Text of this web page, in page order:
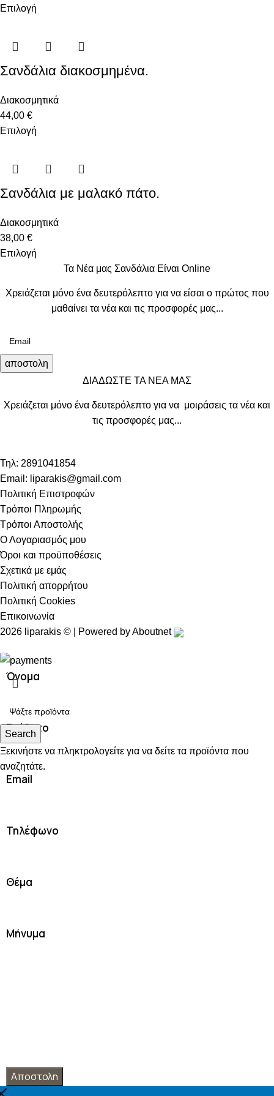
Επιλογή
Σανδάλια διακοσμημένα.
Διακοσμητικά
44,00 €
Επιλογή
Σανδάλια με μαλακό πάτο.
Διακοσμητικά
38,00 €
Επιλογή
Τα Νέα μας Σανδάλια Είναι Online
Χρειάζεται μόνο ένα δευτερόλεπτο για να είσαι ο πρώτος που
μαθαίνει τα νέα και τις προσφορές μας...
αποστολη
ΔΙΑΔΩΣΤΕ ΤΑ ΝΕΑ ΜΑΣ
Χρειάζεται μόνο ένα δευτερόλεπτο για να μοιράσεις τα νέα και
τις προσφορές μας...
Τηλ: 2891041854
Email: liparakis@gmail.com
Πολιτική Επιστροφών
Τρόποι Πληρωμής
Τρόποι Αποστολής
Ο Λογαριασμός μου
Όροι και προϋποθέσεις
Σχετικά με εμάς
Πολιτική απορρήτου
Πολιτική Cookies
Επικοινωνία
2026 liparakis © | Powered byAboutnet
Search
Ξεκινήστε να πληκτρολογείτε για να δείτε τα προϊόντα που
αναζητάτε.
Όνομα
Επίθετο
Email
Τηλέφωνο
Θέμα
Μήνυμα
Αποστολη